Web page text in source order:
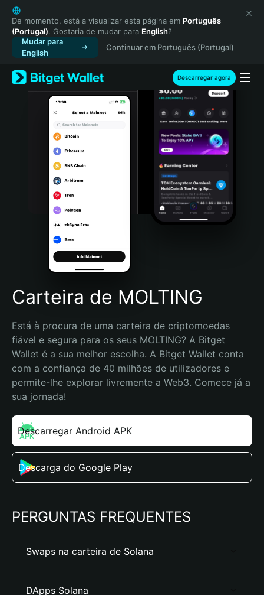
English
日本語
Tiếng Việt
Русский
Español (Latinoamérica)
Türkçe
Italiano
Português (Portugal)
Bahasa Indonesia
Português (Brasil)
Español (Argentina)
De momento, está a visualizar esta página em Português
(Portugal). Gostaria de mudar para English?
Mudar para
English
Continuar em Português (Portugal)
Descarregar agora
Carteira de MOLTING
Está à procura de uma carteira de criptomoedas
fiável e segura para os seus MOLTING? A Bitget
Wallet é a sua melhor escolha. A Bitget Wallet conta
com a confiança de 40 milhões de utilizadores e
permite-lhe explorar livremente a Web3. Comece já a
sua jornada!
Descarregar Android APK
Descarga do Google Play
PERGUNTAS FREQUENTES
Swaps na carteira de Solana
DApps Solana